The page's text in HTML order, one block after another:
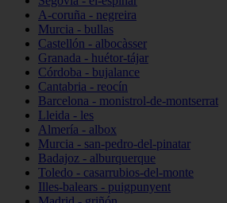
A-coruña - negreira
Murcia - bullas
Castellón - albocàsser
Granada - huétor-tájar
Córdoba - bujalance
Cantabria - reocín
Barcelona - monistrol-de-montserrat
Lleida - les
Almería - albox
Murcia - san-pedro-del-pinatar
Badajoz - alburquerque
Toledo - casarrubios-del-monte
Illes-balears - puigpunyent